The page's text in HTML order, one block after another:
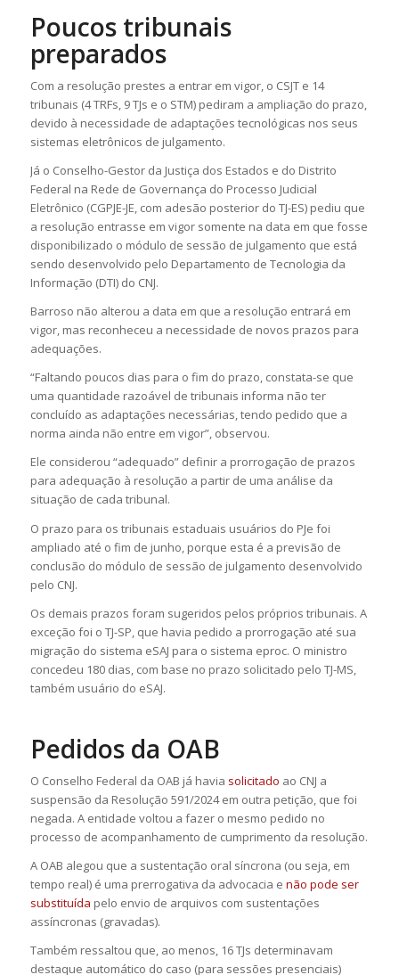
Poucos tribunais
preparados
Com a resolução prestes a entrar em vigor, o CSJT e 14
tribunais (4 TRFs, 9 TJs e o STM) pediram a ampliação do prazo,
devido à necessidade de adaptações tecnológicas nos seus
sistemas eletrônicos de julgamento.
Já o Conselho-Gestor da Justiça dos Estados e do Distrito
Federal na Rede de Governança do Processo Judicial
Eletrônico (CGPJE-JE, com adesão posterior do TJ-ES) pediu que
a resolução entrasse em vigor somente na data em que fosse
disponibilizado o módulo de sessão de julgamento que está
sendo desenvolvido pelo Departamento de Tecnologia da
Informação (DTI) do CNJ.
Barroso não alterou a data em que a resolução entrará em
vigor, mas reconheceu a necessidade de novos prazos para
adequações.
“Faltando poucos dias para o fim do prazo, constata-se que
uma quantidade razoável de tribunais informa não ter
concluído as adaptações necessárias, tendo pedido que a
norma ainda não entre em vigor”, observou.
Ele considerou “adequado” definir a prorrogação de prazos
para adequação à resolução a partir de uma análise da
situação de cada tribunal.
O prazo para os tribunais estaduais usuários do PJe foi
ampliado até o fim de junho, porque esta é a previsão de
conclusão do módulo de sessão de julgamento desenvolvido
pelo CNJ.
Os demais prazos foram sugeridos pelos próprios tribunais. A
exceção foi o TJ-SP, que havia pedido a prorrogação até sua
migração do sistema eSAJ para o sistema eproc. O ministro
concedeu 180 dias, com base no prazo solicitado pelo TJ-MS,
também usuário do eSAJ.
Pedidos da OAB
O Conselho Federal da OAB já havia solicitado ao CNJ a
suspensão da Resolução 591/2024 em outra petição, que foi
negada. A entidade voltou a fazer o mesmo pedido no
processo de acompanhamento de cumprimento da resolução.
A OAB alegou que a sustentação oral síncrona (ou seja, em
tempo real) é uma prerrogativa da advocacia e não pode ser
substituída pelo envio de arquivos com sustentações
assíncronas (gravadas).
Também ressaltou que, ao menos, 16 TJs determinavam
destaque automático do caso (para sessões presenciais)